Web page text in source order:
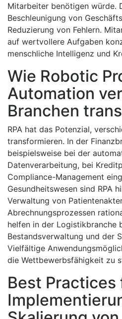
Mitarbeiter benötigen würde.
Beschleunigung von
Reduzierung von Fehlern.
auf wertvollere Aufgaben
menschliche Intelligenz und
Wie Robotic
Automation
Branchen
RPA hat das Potenzial,
transformieren. In der
beispielsweise bei der
Datenverarbeitung, bei
Compliance-Management
Gesundheitswesen sind RPA
Verwaltung von
Abrechnungsprozessen
helfen in der Logistikbranche
Bestandsverwaltung und der
Vielfältige
die Wettbewerbsfähigkeit zu
Best Practices